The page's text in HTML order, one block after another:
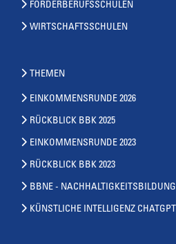
FÖRDERBERUFSSCHULEN
WIRTSCHAFTSSCHULEN
THEMEN
EINKOMMENSRUNDE 2026
RÜCKBLICK BBK 2025
EINKOMMENSRUNDE 2023
RÜCKBLICK BBK 2023
BBNE - NACHHALTIGKEITSBILDUNG
KÜNSTLICHE INTELLIGENZ CHATGPT